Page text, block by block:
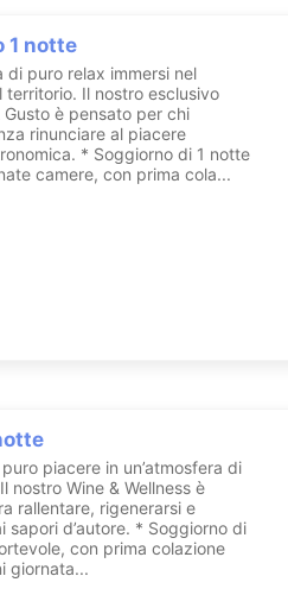
1 notte
di puro relax immersi nel
Il nostro esclusivo
è pensato per chi
rinunciare al piacere
* Soggiorno di 1 notte
camere, con prima cola...
piacere in un’atmosfera di
nostro Wine & Wellness è
rallentare, rigenerarsi e
sapori d’autore. * Soggiorno di
con prima colazione
giornata...